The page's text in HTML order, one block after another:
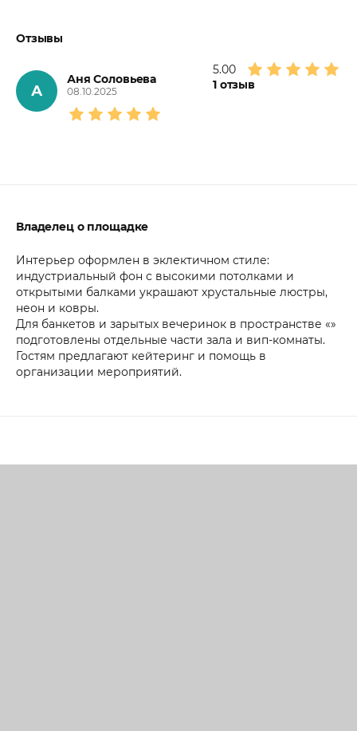
Отзывы
5.00
1отзыв
А
Аня Соловьева
08.10.2025
Владелец о площадке
Интерьер оформлен в эклектичном стиле:
индустриальный фон с высокими потолками и
открытыми балками украшают хрустальные люстры,
неон и ковры.
Для банкетов и зарытых вечеринок в пространстве «»
подготовлены отдельные части зала и вип-комнаты.
Гостям предлагают кейтеринг и помощь в
организации мероприятий.